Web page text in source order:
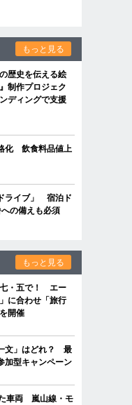
もっと見る
歴史を伝える絵
制作プロジェク
ディングで支援
化 飲食料品値上
ライブ」 宿泊ド
の備えも必須
もっと見る
・五で！ エー
に合わせ「旅行
開催
文」はどれ？ 最
加型キャンペーン
車両 嵐山線・モ